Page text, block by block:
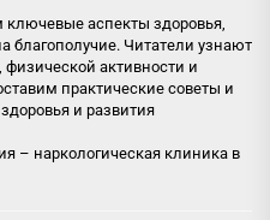
аспекты здоровья,
благополучие. Читатели узнают
активности и
практические советы и
и развития
– наркологическая клиника в